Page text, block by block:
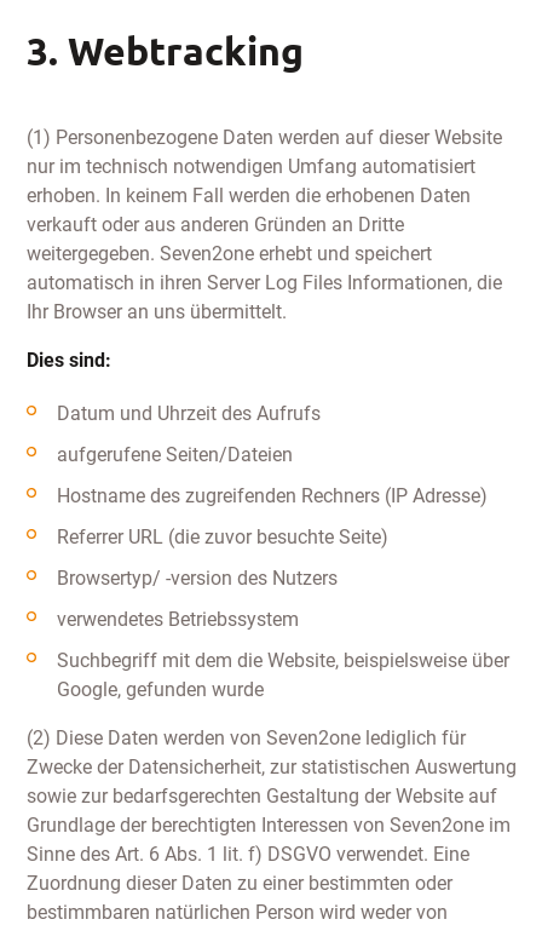
3. Webtracking
(1) Personenbezogene Daten werden auf dieser Website
nur im technisch notwendigen Umfang automatisiert
erhoben. In keinem Fall werden die erhobenen Daten
verkauft oder aus anderen Gründen an Dritte
weitergegeben. Seven2one erhebt und speichert
automatisch in ihren Server Log Files Informationen, die
Ihr Browser an uns übermittelt.
Dies sind:
Datum und Uhrzeit des Aufrufs
aufgerufene Seiten/Dateien
Hostname des zugreifenden Rechners (IP Adresse)
Referrer URL (die zuvor besuchte Seite)
Browsertyp/ -version des Nutzers
verwendetes Betriebssystem
Suchbegriff mit dem die Website, beispielsweise über
Google, gefunden wurde
(2) Diese Daten werden von Seven2one lediglich für
Zwecke der Datensicherheit, zur statistischen Auswertung
sowie zur bedarfsgerechten Gestaltung der Website auf
Grundlage der berechtigten Interessen von Seven2one im
Sinne des Art. 6 Abs. 1 lit. f) DSGVO verwendet. Eine
Zuordnung dieser Daten zu einer bestimmten oder
bestimmbaren natürlichen Person wird weder von